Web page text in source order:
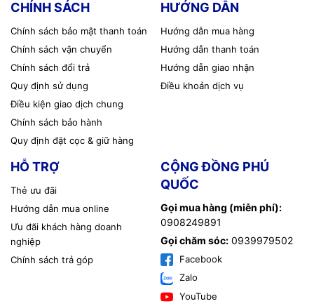
Công nghệ hỗ trợ
MU-MIMO, Beamforming
Nguồn cấp
12V/1A DC Adapter
Trọng lượng
Nhiệt độ hoạt động
0°C đến 40°C
Hỗ trợ quản lý
Giao diện web, ứng dụng di động
Bảo hành
12 tháng
CHÍNH SÁCH
Chính sách bảo mật thanh toán
Chính sách vận chuyển
Chính sách đổi trả
Quy định sử dụng
Điều kiện giao dịch chung
Chính sách bảo hành
Quy định đặt cọc & giữ hàng
HƯỚNG DẪN
Hướng dẫn mua hàng
Hướng dẫn thanh toán
Hướng dẫn giao nhận
Điều khoản dịch vụ
HỖ TRỢ
Thẻ ưu đãi
Hướng dẫn mua online
Ưu đãi khách hàng doanh
nghiệp
Chính sách trả góp
CỘNG ĐỒNG PHÚ
QUỐC
Gọi mua hàng (miễn phí):
0908249891
Gọi chăm sóc: 0939979502
Facebook
Zalo
YouTube